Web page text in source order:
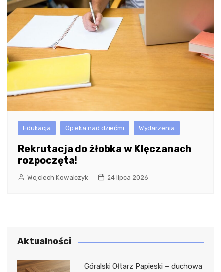
Edukacja Opieka nad dziećmi Wydarzenia
Rekrutacja do żłobka w Klęczanach
rozpoczęta!
Wojciech Kowalczyk 24 lipca 2026
Aktualności
Góralski Ołtarz Papieski – duchowa